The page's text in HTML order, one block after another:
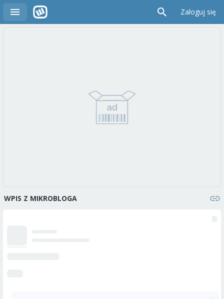
Zaloguj się
WPIS Z MIKROBLOGA